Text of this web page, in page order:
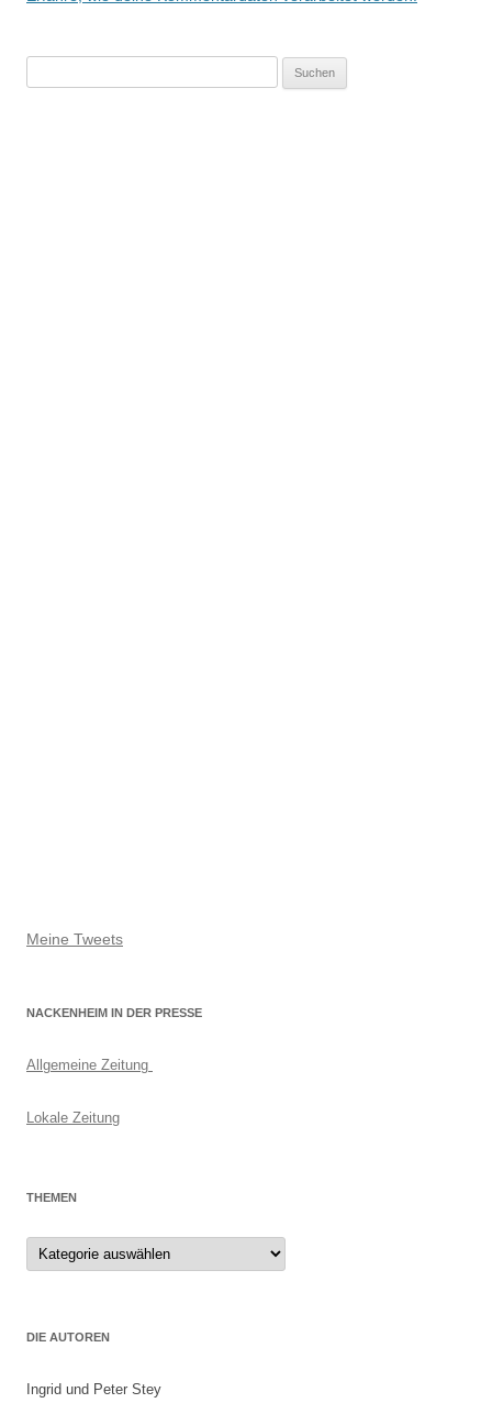
Meine Tweets
NACKENHEIM IN DER PRESSE
Allgemeine Zeitung
Lokale Zeitung
THEMEN
Themen
DIE AUTOREN
Ingrid und Peter Stey